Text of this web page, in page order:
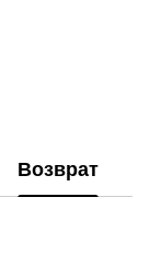
Возврат